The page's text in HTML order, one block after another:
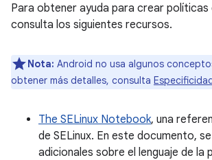
Para obtener ayuda para crear políticas
consulta los siguientes recursos.
Nota: Android no usa algunos
obtener más detalles, consulta
The SELinux Notebook, una
de SELinux. En este documento,
adicionales sobre el lenguaje de la